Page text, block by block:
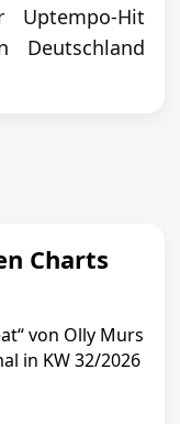
Hit
Charts
von Olly Murs
in KW 32/2026